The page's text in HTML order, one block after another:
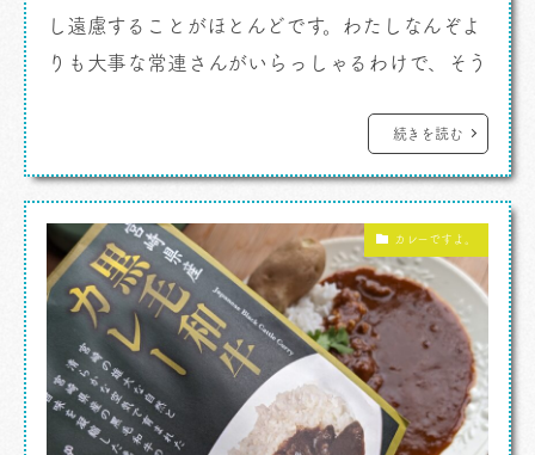
し遠慮することがほとんどです。わたしなんぞよ
りも大事な常連さんがいらっしゃるわけで、そう
立つからね。 カレーですよ。 しかし、この
店の最後と聞いて我慢ができなかったんです。珍
末日でもうすでに閉店廃業、としている […]
続きを読む
カレーですよ。